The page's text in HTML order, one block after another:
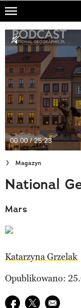
Skip
main
content
NATIONAL
TRAVELER
PODCASTY
Sklep
Newsletter
Cuda Polski
Wielki Konkurs
Trendbook Podróżniczy
Polecane
00:00 / 25:23
Magazyn
National
Mars
Katarzyna Grzelak
Opublikowano:
Udostępnij na
Udostępnij na
E-mail